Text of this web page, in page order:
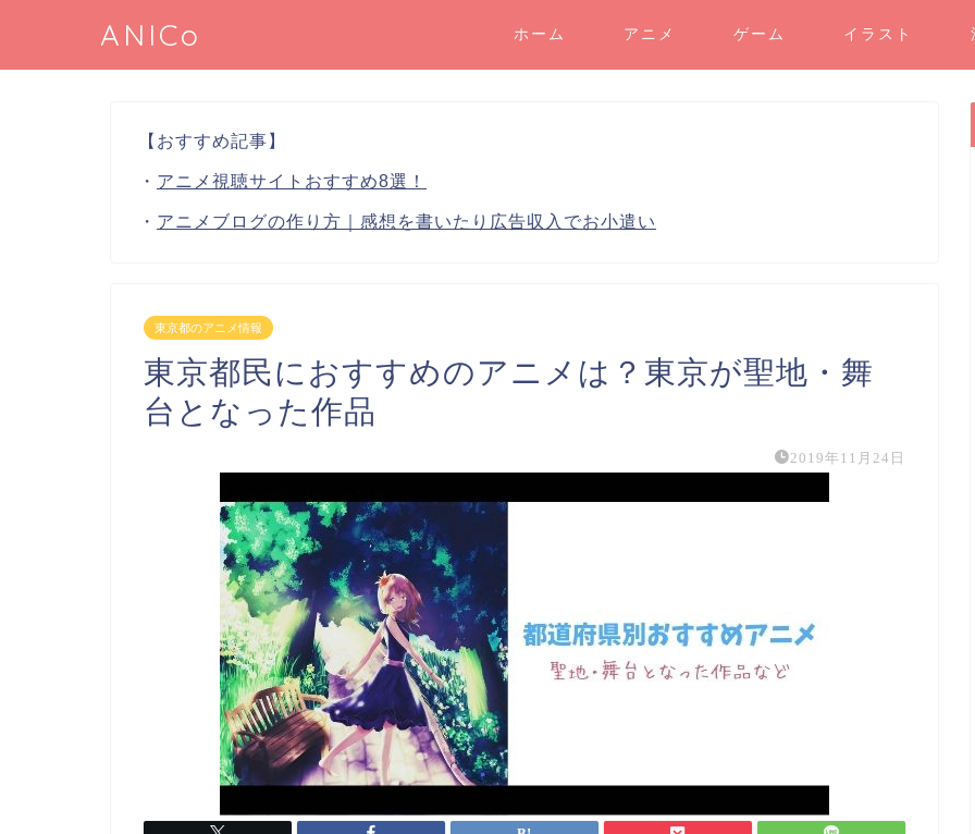
ANICo ホーム アニメ ゲーム イラスト
【おすすめ記事】
・ アニメ視聴サイトおすすめ8選！
・ アニメブログの作り方｜感想を書いたり広告収入でお小遣い
東京都のアニメ情報
東京都民におすすめのアニメは？東京が聖地・舞
台となった作品
2019年11月24日